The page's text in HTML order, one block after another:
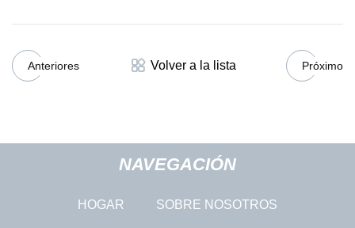
Anteriores Volver a la lista Próximo
NAVEGACIÓN
HOGAR SOBRE NOSOTROS